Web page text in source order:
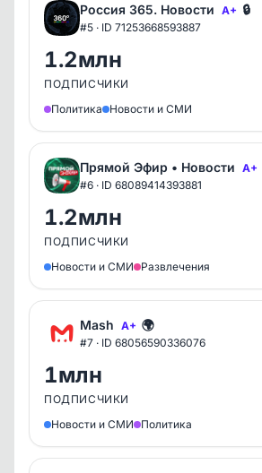
Россия 365. Новости A+ 🔒
#5 · ID 71253668593887
1.2млн
ПОДПИСЧИКИ
Политика
Новости и СМИ
Прямой Эфир • Новости A+
#6 · ID 68089414393881
1.2млн
ПОДПИСЧИКИ
Новости и СМИ
Развлечения
Mash A+ 🌍
#7 · ID 68056590336076
1млн
ПОДПИСЧИКИ
Новости и СМИ
Политика